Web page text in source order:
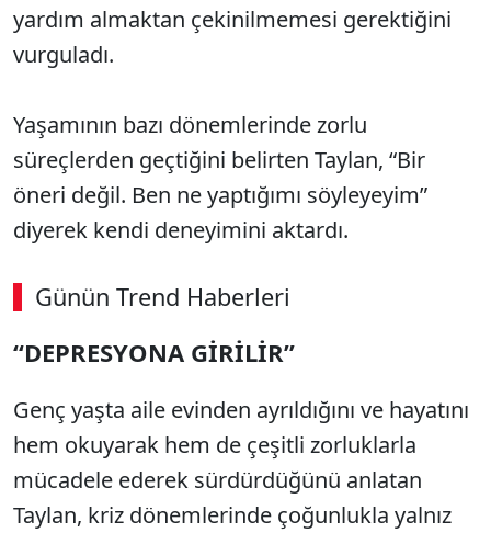
yardım almaktan çekinilmemesi gerektiğini
vurguladı.
Yaşamının bazı dönemlerinde zorlu
süreçlerden geçtiğini belirten Taylan, “Bir
öneri değil. Ben ne yaptığımı söyleyeyim”
diyerek kendi deneyimini aktardı.
Günün Trend Haberleri
00:02 / 08:15
“DEPRESYONA GİRİLİR”
Genç yaşta aile evinden ayrıldığını ve hayatını
hem okuyarak hem de çeşitli zorluklarla
mücadele ederek sürdürdüğünü anlatan
Taylan, kriz dönemlerinde çoğunlukla yalnız